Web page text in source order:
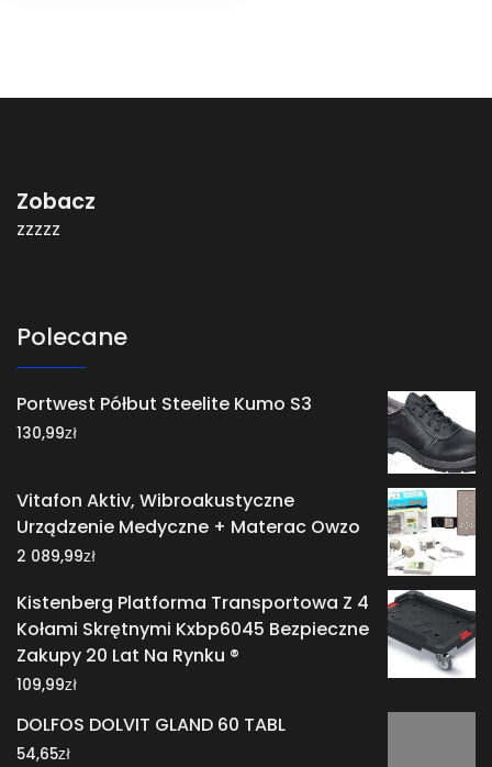
Zobacz
zzzzz
Polecane
Portwest Półbut Steelite Kumo S3
130,99zł
Vitafon Aktiv, Wibroakustyczne
Urządzenie Medyczne + Materac Owzo
2 089,99zł
Kistenberg Platforma Transportowa Z 4
Kołami Skrętnymi Kxbp6045 Bezpieczne
Zakupy 20 Lat Na Rynku ®
109,99zł
DOLFOS DOLVIT GLAND 60 TABL
54,65zł